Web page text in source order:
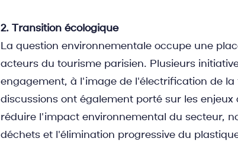
2. Transition écologique
La question environnementale occupe une
acteurs du tourisme parisien. Plusieurs
engagement, à l'image de l'électrification de la
discussions ont également porté sur les
réduire l'impact environnemental du secteur,
déchets et l'élimination progressive du